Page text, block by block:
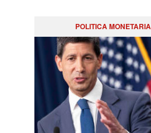
POLITICA MONETARIA